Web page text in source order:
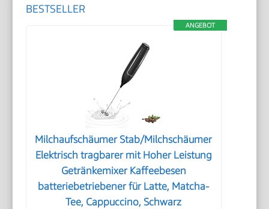
BESTSELLER
ANGEBOT
Milchaufschäumer Stab/Milchschäumer
Elektrisch tragbarer mit Hoher Leistung
Getränkemixer Kaffeebesen
batteriebetriebener für Latte, Matcha-
Tee, Cappuccino, Schwarz